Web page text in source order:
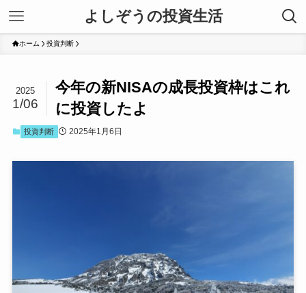
よしぞうの投資生活
ホーム 投資判断
今年の新NISAの成長投資枠はこれ
に投資したよ
2025
1/06
投資判断 2025年1月6日